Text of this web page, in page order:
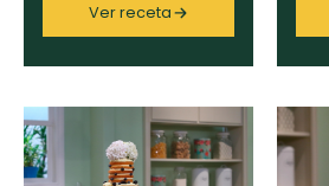
Ver receta